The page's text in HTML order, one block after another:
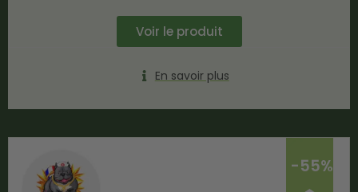
Voir le produit
En savoir plus
-55%